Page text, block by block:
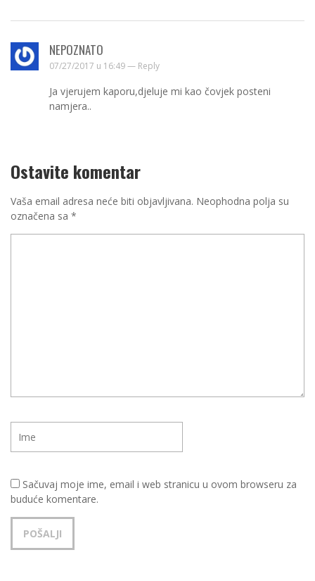
NEPOZNATO
07/27/2017 u 16:49 — Reply
Ja vjerujem kaporu,djeluje mi kao čovjek posteni
namjera..
Ostavite komentar
Vaša email adresa neće biti objavljivana. Neophodna polja su
označena sa *
Sačuvaj moje ime, email i web stranicu u ovom browseru za
buduće komentare.